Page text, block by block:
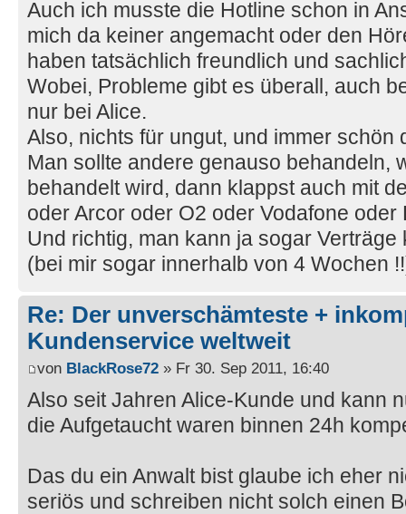
Auch ich musste die Hotline schon in
mich da keiner angemacht oder den
haben tatsächlich freundlich und
Wobei, Probleme gibt es überall, auch
nur bei Alice.
Also, nichts für ungut, und immer schön
Man sollte andere genauso behandeln,
behandelt wird, dann klappst auch mit
oder Arcor oder O2 oder Vodafone oder
Und richtig, man kann ja sogar
(bei mir sogar innerhalb von 4 Wochen
Re: Der unverschämteste +
Kundenservice weltweit
von BlackRose72 » Fr 30. Sep 2011, 16:40
Also seit Jahren Alice-Kunde und kann
die Aufgetaucht waren binnen 24h
Das du ein Anwalt bist glaube ich eher
seriös und schreiben nicht solch einen